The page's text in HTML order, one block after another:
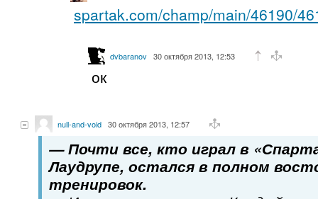
spartak.com/champ/main/46190/
dvbaranov 30 октября 2013, 12:53
ок
null-and-void 30 октября 2013, 12:57
— Почти все, кто играл в
Лаудрупе, остался в полном
тренировок.